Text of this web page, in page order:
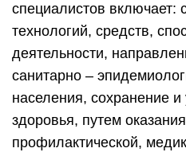
специалистов включает:
технологий, средств,
деятельности,
санитарно –
населения, сохранение
здоровья, путем
профилактической,